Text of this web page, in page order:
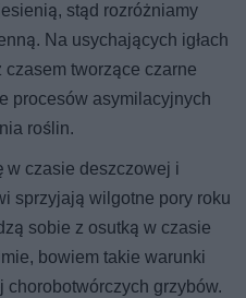
stąd rozróżniamy
Na usychających igłach
tworzące czarne
procesów asymilacyjnych
roślin.
w czasie deszczowej i
sprzyjają wilgotne pory roku
sobie z osutką w czasie
bowiem takie warunki
grzybów.